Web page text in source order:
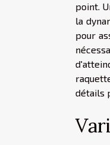
point.
la
pour
détails